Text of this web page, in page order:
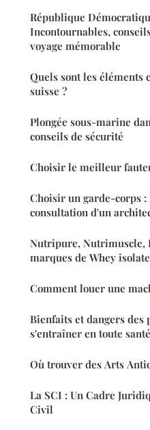
République
Incontournables,
voyage mémorable
Quels sont les éléments
suisse ?
Plongée sous-marine
conseils de sécurité
Choisir le meilleur
Choisir un garde-corps
consultation d'un
Nutripure, Nutrimuscle,
marques de Whey isolate
Comment louer une
Bienfaits et dangers des
s'entraîner en toute
Où trouver des Arts
La SCI : Un Cadre
Civil